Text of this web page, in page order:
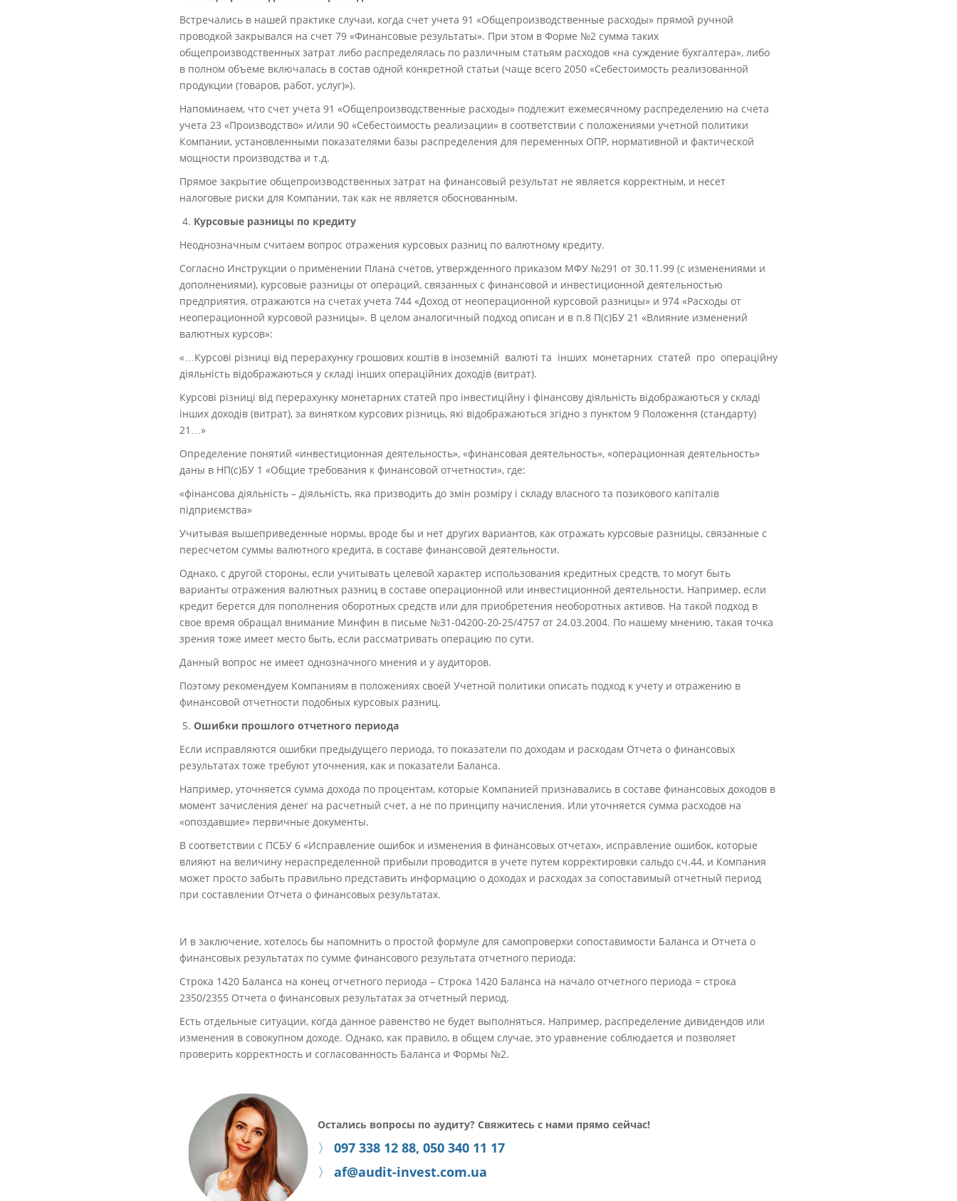
Встречались в нашей практике случаи, когда счет учета 91 «Общепроизводственные расходы» прямой ручной
проводкой закрывался на счет 79 «Финансовые результаты». При этом в Форме №2 сумма таких
общепроизводственных затрат либо распределялась по различным статьям расходов «на суждение бухгалтера», либо
в полном объеме включалась в состав одной конкретной статьи (чаще всего 2050 «Себестоимость реализованной
продукции (товаров, работ, услуг)»).
Напоминаем, что счет учета 91 «Общепроизводственные расходы» подлежит ежемесячному распределению на счета
учета 23 «Производство» и/или 90 «Себестоимость реализации» в соответствии с положениями учетной политики
Компании, установленными показателями базы распределения для переменных ОПР, нормативной и фактической
мощности производства и т.д.
Прямое закрытие общепроизводственных затрат на финансовый результат не является корректным, и несет
налоговые риски для Компании, так как не является обоснованным.
Курсовые разницы по кредиту
Неоднозначным считаем вопрос отражения курсовых разниц по валютному кредиту.
Согласно Инструкции о применении Плана счетов, утвержденного приказом МФУ №291 от 30.11.99 (с изменениями и
дополнениями), курсовые разницы от операций, связанных c финансовой и инвестиционной деятельностью
предприятия, отражаются на счетах учета 744 «Доход от неоперационной курсовой разницы» и 974 «Расходы от
неоперационной курсовой разницы». В целом аналогичный подход описан и в п.8 П(с)БУ 21 «Влияние изменений
валютных курсов»:
«…Курсові різниці від перерахунку грошових коштів в іноземній валюті та інших монетарних статей про операційну
діяльність відображаються у складі інших операційних доходів (витрат).
Курсові різниці від перерахунку монетарних статей про інвестиційну і фінансову діяльність відображаються у складі
інших доходів (витрат), за винятком курсових різниць, які відображаються згідно з пунктом 9 Положення (стандарту)
21…»
Определение понятий «инвестиционная деятельность», «финансовая деятельность», «операционная деятельность»
даны в НП(с)БУ 1 «Общие требования к финансовой отчетности», где:
«фінансова діяльність – діяльність, яка призводить до змін розміру і складу власного та позикового капіталів
підприємства»
Учитывая вышеприведенные нормы, вроде бы и нет других вариантов, как отражать курсовые разницы, связанные с
пересчетом суммы валютного кредита, в составе финансовой деятельности.
Однако, с другой стороны, если учитывать целевой характер использования кредитных средств, то могут быть
варианты отражения валютных разниц в составе операционной или инвестиционной деятельности. Например, если
кредит берется для пополнения оборотных средств или для приобретения необоротных активов. На такой подход в
свое время обращал внимание Минфин в письме №31-04200-20-25/4757 от 24.03.2004. По нашему мнению, такая точка
зрения тоже имеет место быть, если рассматривать операцию по сути.
Данный вопрос не имеет однозначного мнения и у аудиторов.
Поэтому рекомендуем Компаниям в положениях своей Учетной политики описать подход к учету и отражению в
финансовой отчетности подобных курсовых разниц.
Ошибки прошлого отчетного периода
Если исправляются ошибки предыдущего периода, то показатели по доходам и расходам Отчета о финансовых
результатах тоже требуют уточнения, как и показатели Баланса.
Например, уточняется сумма дохода по процентам, которые Компанией признавались в составе финансовых доходов в
момент зачисления денег на расчетный счет, а не по принципу начисления. Или уточняется сумма расходов на
«опоздавшие» первичные документы.
В соответствии с ПСБУ 6 «Исправление ошибок и изменения в финансовых отчетах», исправление ошибок, которые
влияют на величину нераспределенной прибыли проводится в учете путем корректировки сальдо сч.44, и Компания
может просто забыть правильно представить информацию о доходах и расходах за сопоставимый отчетный период
при составлении Отчета о финансовых результатах.
И в заключение, хотелось бы напомнить о простой формуле для самопроверки сопоставимости Баланса и Отчета о
финансовых результатах по сумме финансового результата отчетного периода:
Строка 1420 Баланса на конец отчетного периода – Строка 1420 Баланса на начало отчетного периода = строка
2350/2355 Отчета о финансовых результатах за отчетный период.
Есть отдельные ситуации, когда данное равенство не будет выполняться. Например, распределение дивидендов или
изменения в совокупном доходе. Однако, как правило, в общем случае, это уравнение соблюдается и позволяет
проверить корректность и согласованность Баланса и Формы №2.
Остались вопросы по аудиту? Свяжитесь с нами прямо сейчас!
〉
097 338 12 88, 050 340 11 17
〉
af@audit-invest.com.ua